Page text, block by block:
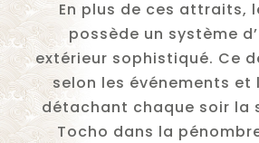
En plus de ces attraits,
possède un système
extérieur sophistiqué. Ce
selon les événements et
détachant chaque soir la
Tocho dans la